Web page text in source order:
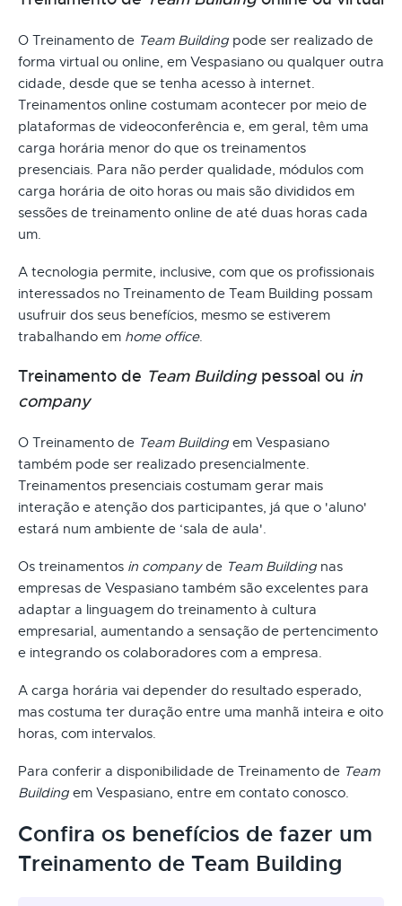
O Treinamento de Team Building pode ser realizado de
forma virtual ou online, em Vespasiano ou qualquer outra
cidade, desde que se tenha acesso à internet.
Treinamentos online costumam acontecer por meio de
plataformas de videoconferência e, em geral, têm uma
carga horária menor do que os treinamentos
presenciais. Para não perder qualidade, módulos com
carga horária de oito horas ou mais são divididos em
sessões de treinamento online de até duas horas cada
um.
A tecnologia permite, inclusive, com que os profissionais
interessados no Treinamento de Team Building possam
usufruir dos seus benefícios, mesmo se estiverem
trabalhando em home office.
Treinamento de Team Buildingpessoal ou in
company
O Treinamento de Team Building em Vespasiano
também pode ser realizado presencialmente.
Treinamentos presenciais costumam gerar mais
interação e atenção dos participantes, já que o 'aluno'
estará num ambiente de ‘sala de aula'.
Os treinamentos in companyde Team Building nas
empresas de Vespasiano também são excelentes para
adaptar a linguagem do treinamento à cultura
empresarial, aumentando a sensação de pertencimento
e integrando os colaboradores com a empresa.
A carga horária vai depender do resultado esperado,
mas costuma ter duração entre uma manhã inteira e oito
horas, com intervalos.
Para conferir a disponibilidade de Treinamento de Team
Building em Vespasiano, entre em contato conosco.
Confira os benefícios de fazer um
Treinamento de Team Building